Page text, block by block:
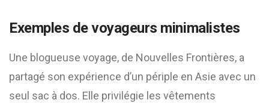
Exemples de voyageurs minimalistes
Une blogueuse voyage, de Nouvelles Frontières, a
partagé son expérience d’un périple en Asie avec un
seul sac à dos. Elle privilégie les vêtements